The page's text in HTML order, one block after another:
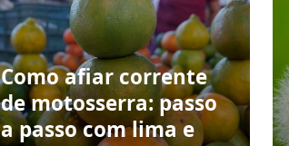
Como afiar corrente
de motosserra: passo
a passo com lima e